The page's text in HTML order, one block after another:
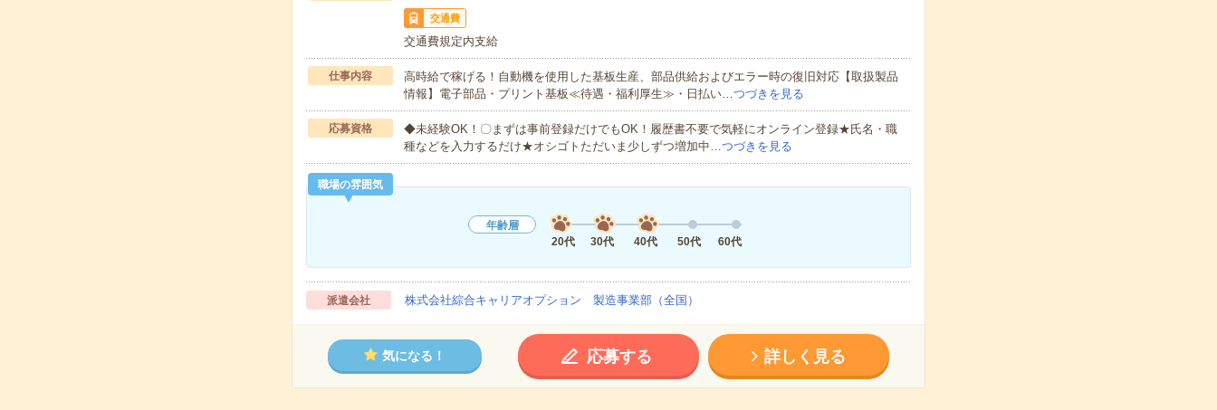
交通費
交通費規定内支給
仕事内容
高時給で稼げる！自動機を使用した基板生産、部品供給およびエラー時の復旧対応【取扱製品
情報】電子部品・プリント基板≪待遇・福利厚生≫・日払い…つづきを見る
応募資格
◆未経験OK！〇まずは事前登録だけでもOK！履歴書不要で気軽にオンライン登録★氏名・職
種などを入力するだけ★オシゴトただいま少しずつ増加中…つづきを見る
職場の雰囲気
年齢層
20代
30代 40代 50代 60代
派遣会社 株式会社綜合キャリアオプション 製造事業部（全国）
気になる！ 応募する 詳しく見る